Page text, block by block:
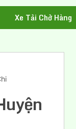
Xe Tải Chở Hàng